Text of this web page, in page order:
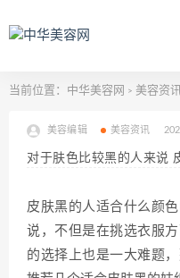
当前位置： 中华美容网 > 美容资
美容编辑 美容资讯
对于肤色比较黑的人来说
皮肤黑的人适合什么颜
说，不但是在挑选衣服
的选择上也是一大难题